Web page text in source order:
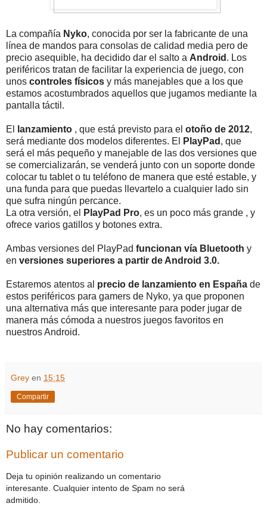
La compañía Nyko, conocida por ser la fabricante de una
línea de mandos para consolas de calidad media pero de
precio asequible, ha decidido dar el salto a Android . Los
periféricos tratan de facilitar la experiencia de juego, con
unos controles físicos y más manejables que a los que
estamos acostumbrados aquellos que jugamos mediante la
pantalla táctil.
El lanzamiento , que está previsto para el otoño de 2012,
será mediante dos modelos diferentes. El
PlayPad , que
será el más pequeño y manejable de las dos versiones que
se comercializarán, se venderá junto con un soporte donde
colocar tu tablet o tu teléfono de manera que esté estable, y
una funda para que puedas llevartelo a cualquier lado sin
que sufra ningún percance.
La otra versión, el
PlayPad Pro, es un poco más grande , y
ofrece varios gatillos y botones extra.
Ambas versiones del PlayPad funcionan vía Bluetooth y
en versiones superiores a partir de Android 3.0.
Estaremos atentos al precio de lanzamiento en España de
estos periféricos para gamers de Nyko, ya que proponen
una alternativa más que interesante para poder jugar de
manera más cómoda a nuestros juegos favoritos en
nuestros Android.
Grey en 15:15
Compartir
No hay comentarios:
Publicar un comentario
Deja tu opinión realizando un comentario
interesante. Cualquier intento de Spam no será
admitido.